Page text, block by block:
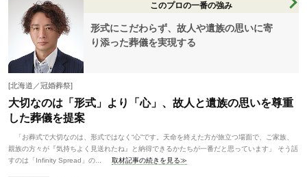
このプロの一番の強み
形式にこだわらず、故人や遺族の思いに寄
り添った葬儀を実現する
[北海道／冠婚葬祭]
大切なのは「形式」より「心」、故人と遺族の思いを尊重
した葬儀を提案
「お葬式で大切なのは、形式ではなく“心”です。天命を終えた方が旅立つ場面で、ご家族、
親族の方々が『気持ちよく見送れたね』と納得できるかたちが一番だと思っています」 そう話
すのは「Infinity Spread」の...
取材記事の続きを見る≫